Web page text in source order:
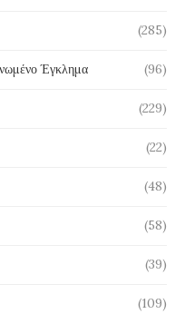
(285)
Έγκλημα (96)
(229)
(22)
(48)
(58)
(39)
(109)